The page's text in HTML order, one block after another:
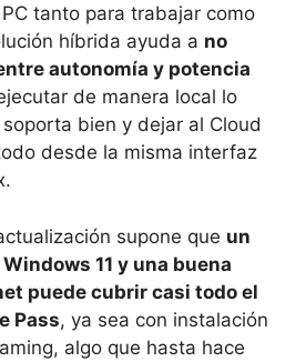
tanto para trabajar como
híbrida ayuda a no
autonomía y potencia
de manera local lo
bien y dejar al Cloud
desde la misma interfaz
supone que un
11 y una buena
puede cubrir casi todo el
Pass, ya sea con instalación
algo que hasta hace